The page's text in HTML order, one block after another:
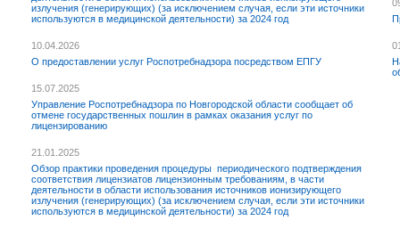
излучения (генерирующих) (за исключением случая, если эти источники
используются в медицинской деятельности) за 2024 год
10.04.2026
О предоставлении услуг Роспотребнадзора посредством ЕПГУ
15.07.2025
Управление Роспотребнадзора по Новгородской области сообщает об
отмене государственных пошлин в рамках оказания услуг по
лицензированию
21.01.2025
Обзор практики проведения процедуры периодического подтверждения
соответствия лицензиатов лицензионным требованиям, в части
деятельности в области использования источников ионизирующего
излучения (генерирующих) (за исключением случая, если эти источники
используются в медицинской деятельности) за 2024 год